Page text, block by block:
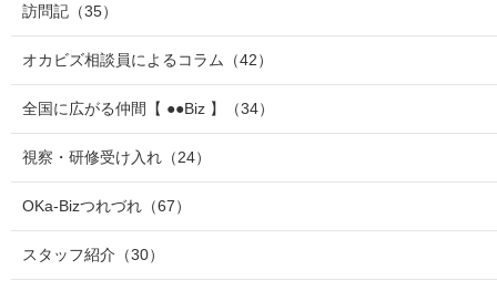
訪問記 （35）
オカビズ相談員によるコラム （42）
全国に広がる仲間【 ●●Biz 】 （34）
視察・研修受け入れ （24）
OKa-Bizつれづれ （67）
スタッフ紹介 （30）